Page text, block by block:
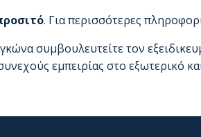
. Για περισσότερες
συμβουλευτείτε τον
εμπειρίας στο εξωτερικό